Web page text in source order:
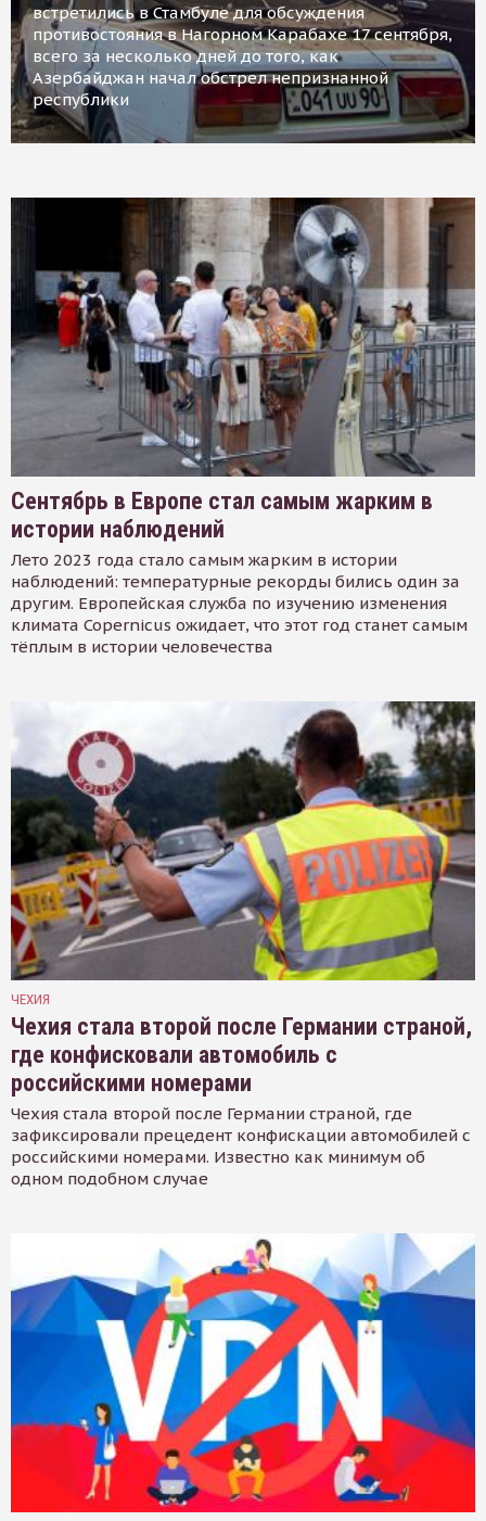
встретились в Стамбуле для обсуждения
противостояния в Нагорном Карабахе 17 сентября,
всего за несколько дней до того, как
Азербайджан начал обстрел непризнанной
республики
Сентябрь в Европе стал самым жарким в
истории наблюдений
Лето 2023 года стало самым жарким в истории
наблюдений: температурные рекорды бились один за
другим. Европейская служба по изучению изменения
климата Copernicus ожидает, что этот год станет самым
тёплым в истории человечества
ЧЕХИЯ
Чехия стала второй после Германии страной,
где конфисковали автомобиль с
российскими номерами
Чехия стала второй после Германии страной, где
зафиксировали прецедент конфискации автомобилей с
российскими номерами. Известно как минимум об
одном подобном случае